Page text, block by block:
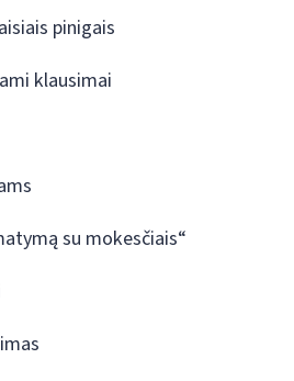
pinigais
klausimai
su mokesčiais“